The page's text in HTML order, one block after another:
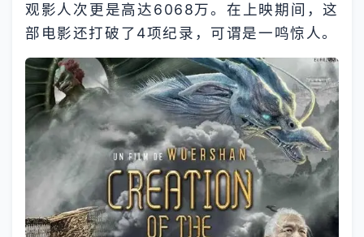
观影人次更是高达6068万。在上映期间，这
部电影还打破了4项纪录，可谓是一鸣惊人。